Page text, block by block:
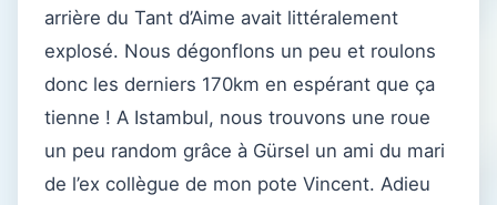
arrière du Tant d’Aime avait littéralement
explosé. Nous dégonflons un peu et roulons
donc les derniers 170km en espérant que ça
tienne ! A Istambul, nous trouvons une roue
un peu random grâce à Gürsel un ami du mari
de l’ex collègue de mon pote Vincent. Adieu